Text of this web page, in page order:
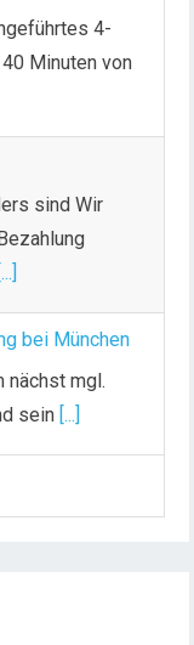
4-
Minuten von
sind Wir
[...]
bei München
nächst mgl.
sein [...]